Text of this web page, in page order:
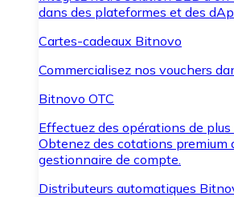
dans des plateformes et des
Cartes-cadeaux Bitnovo
Commercialisez nos vouchers
Bitnovo OTC
Effectuez des opérations de plus
Obtenez des cotations premium
gestionnaire de compte.
Distributeurs automatiques